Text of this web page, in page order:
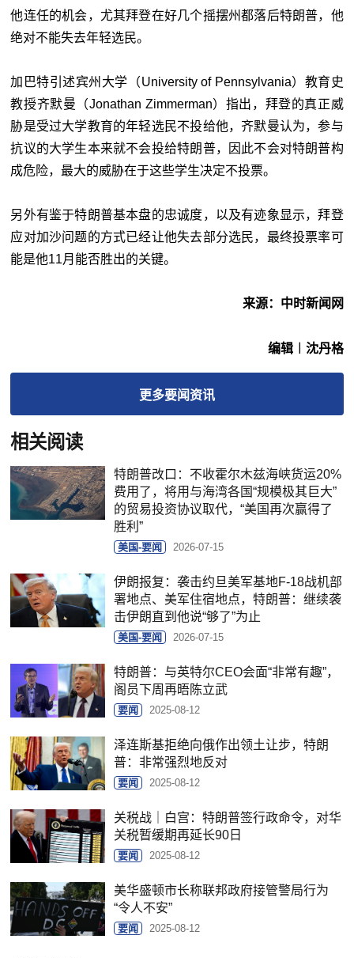
他连任的机会，尤其拜登在好几个摇摆州都落后特朗普，他
绝对不能失去年轻选民。
加巴特引述宾州大学（University of Pennsylvania）教育史
教授齐默曼（Jonathan Zimmerman）指出，拜登的真正威
胁是受过大学教育的年轻选民不投给他，齐默曼认为，参与
抗议的大学生本来就不会投给特朗普，因此不会对特朗普构
成危险，最大的威胁在于这些学生决定不投票。
另外有鉴于特朗普基本盘的忠诚度，以及有迹象显示，拜登
应对加沙问题的方式已经让他失去部分选民，最终投票率可
能是他11月能否胜出的关键。
来源：中时新闻网
编辑︱沈丹格
更多要闻资讯
相关阅读
特朗普改口：不收霍尔木兹海峡货运20%
费用了，将用与海湾各国“规模极其巨大”
的贸易投资协议取代，“美国再次赢得了
胜利”
美国-要闻 2026-07-15
伊朗报复：袭击约旦美军基地F-18战机部
署地点、美军住宿地点，特朗普：继续袭
击伊朗直到他说“够了”为止
美国-要闻 2026-07-15
特朗普：与英特尔CEO会面“非常有趣”，
阁员下周再晤陈立武
要闻 2025-08-12
泽连斯基拒绝向俄作出领土让步，特朗
普：非常强烈地反对
要闻 2025-08-12
关税战｜白宫：特朗普签行政命令，对华
关税暂缓期再延长90日
要闻 2025-08-12
美华盛顿市长称联邦政府接管警局行为
“令人不安”
要闻 2025-08-12